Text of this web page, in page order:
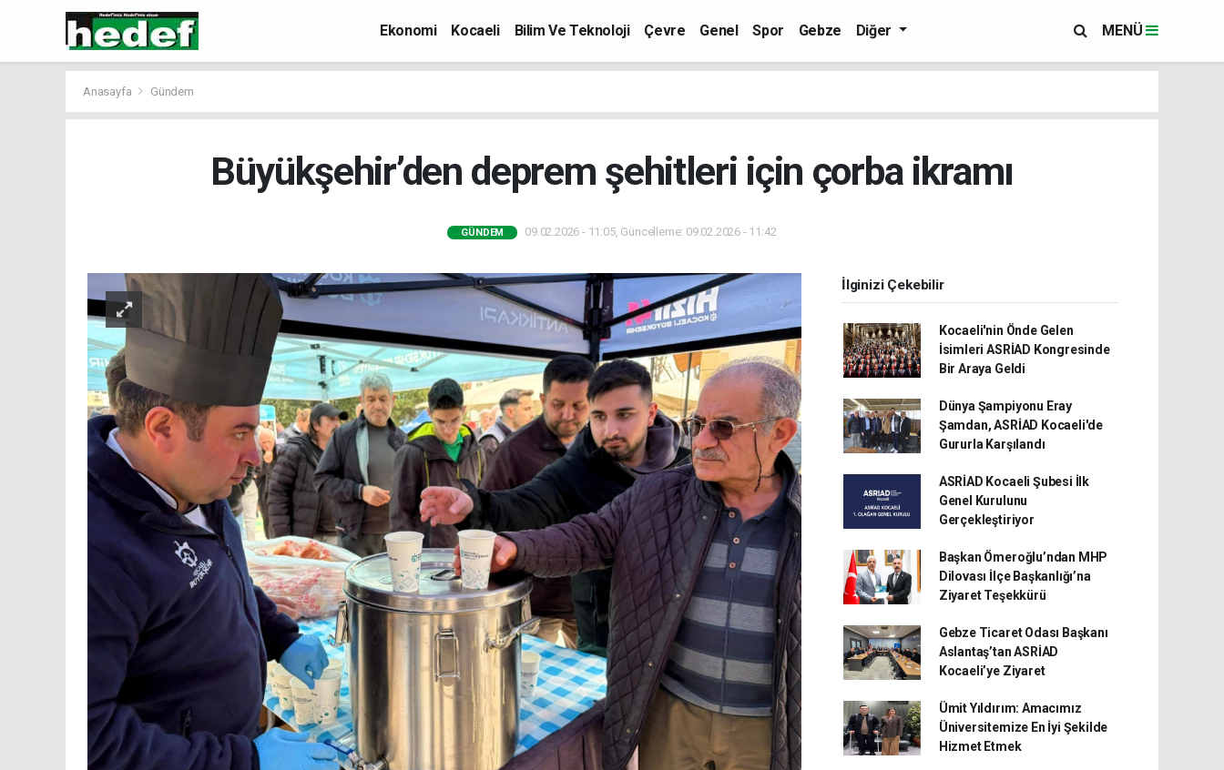
Ekonomi Kocaeli Bilim Ve Teknoloji Çevre Genel Spor Gebze Diğer MENÜ
Anasayfa Gündem
Büyükşehir’den deprem şehitleri için çorba ikramı
GÜNDEM 09.02.2026 - 11:05, Güncelleme: 09.02.2026 - 11:42
İlginizi Çekebilir
Kocaeli'nin Önde Gelen
İsimleri ASRİAD Kongresinde
Bir Araya Geldi
Dünya Şampiyonu Eray
Şamdan, ASRİAD Kocaeli'de
Gururla Karşılandı
ASRİAD Kocaeli Şubesi İlk
Genel Kurulunu
Gerçekleştiriyor
Başkan Ömeroğlu’ndan MHP
Dilovası İlçe Başkanlığı’na
Ziyaret Teşekkürü
Gebze Ticaret Odası Başkanı
Aslantaş’tan ASRİAD
Kocaeli’ye Ziyaret
Ümit Yıldırım: Amacımız
Üniversitemize En İyi Şekilde
Hizmet Etmek